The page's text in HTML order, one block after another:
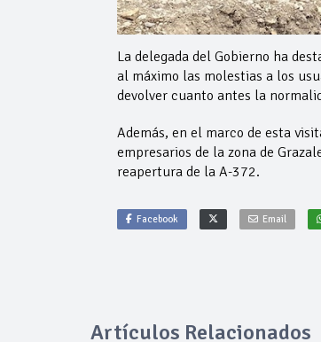
La delegada del Gobierno ha
al máximo las molestias a los
devolver cuanto antes la
Además, en el marco de esta
empresarios de la zona de
reapertura de la A-372.
Facebook Email
Artículos Relacionados